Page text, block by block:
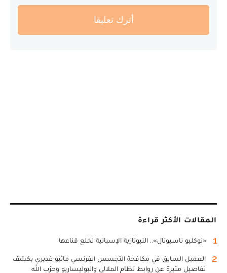
أترك تعليقا
المقالات الأكثر قراءة
1 «نوكليو ناسيونال».. النيونازية الإسبانية تخلع قناعها
2
العميل السابق في مكافحة التجسس الفرنسي ماثيو غديري يكشف
تفاصيل مثيرة عن روابط نظام الملالي والبوليساريو وحزب الله